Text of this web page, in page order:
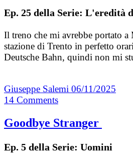
Ep. 25 della Serie: L'eredità
Il treno che mi avrebbe portato
stazione di Trento in perfetto
Deutsche Bahn, quindi non mi
Giuseppe Salemi 06/11/2025
14 Comments
Goodbye Stranger
Ep. 5 della Serie: Uomini